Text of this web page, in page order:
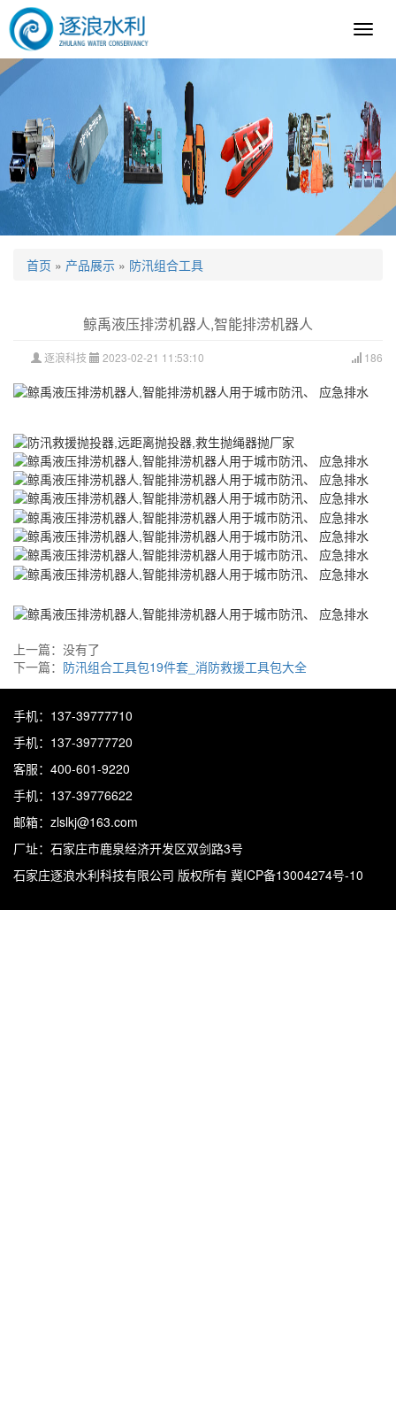
逐
首页 » 产品展示 » 防汛组合工具
鲸禹液压排涝机器人,智能排涝机器人
186
逐浪科技 2023-02-21 11:53:10
上一篇：没有了
下一篇： 防汛组合工具包19件套_消防救援工具包大全
手机：137-39777710
手机：137-39777720
客服：400-601-9220
手机：137-39776622
邮箱：zlslkj@163.com
厂址：石家庄市鹿泉经济开发区双剑路3号
石家庄逐浪水利科技有限公司 版权所有 冀ICP备13004274号-10